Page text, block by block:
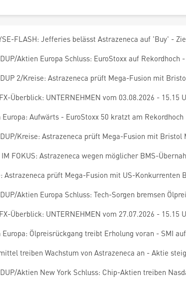
FLASH: Jefferies belässt Astrazeneca auf 'Buy' -
Aktien Europa Schluss: EuroStoxx auf
2/Kreise: Astrazeneca prüft Mega-Fusion mit
Überblick: UNTERNEHMEN vom 03.08.2026 - 15.15
Europa: Aufwärts - EuroStoxx 50 kratzt am Rekordhoch
Kreise: Astrazeneca prüft Mega-Fusion mit Bristol
IM FOKUS: Astrazeneca wegen möglicher BMS-
Astrazeneca prüft Mega-Fusion mit US-Konkurrenten
Aktien Europa Schluss: Tech-Sorgen bremsen
Überblick: UNTERNEHMEN vom 27.07.2026 - 15.15
Ölpreisrückgang treibt Erholung voran - SMI
treiben Wachstum von Astrazeneca an - Aktie
Aktien New York Schluss: Chip-Aktien treiben